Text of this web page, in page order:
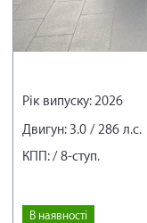
Рік випуску: 2026
Двигун: 3.0 / 286 л.с.
КПП: / 8-ступ.
В наявності